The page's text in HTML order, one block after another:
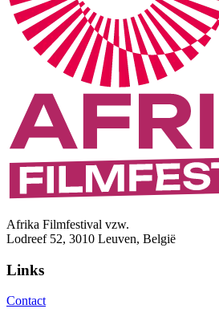
Afrika Filmfestival vzw.
Lodreef 52, 3010 Leuven, België
Links
Contact